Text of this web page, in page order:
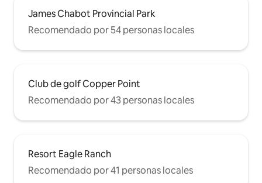
James Chabot Provincial Park
Recomendado por 54 personas locales
Club de golf Copper Point
Recomendado por 43 personas locales
Resort Eagle Ranch
Recomendado por 41 personas locales